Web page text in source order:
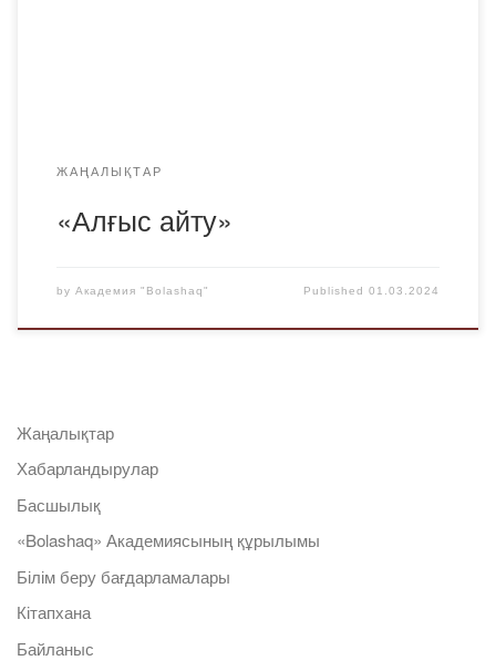
ЖАҢАЛЫҚТАР
«Алғыс айту»
by Академия "Bolashaq" Published01.03.2024
Жаңалықтар
Хабарландырулар
Басшылық
«Bolashaq» Академиясының құрылымы
Білім беру бағдарламалары
Кітапхана
Байланыс